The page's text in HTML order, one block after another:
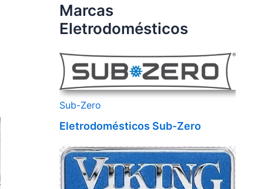
Marcas
Eletrodomésticos
Sub-Zero
Eletrodomésticos Sub-Zero